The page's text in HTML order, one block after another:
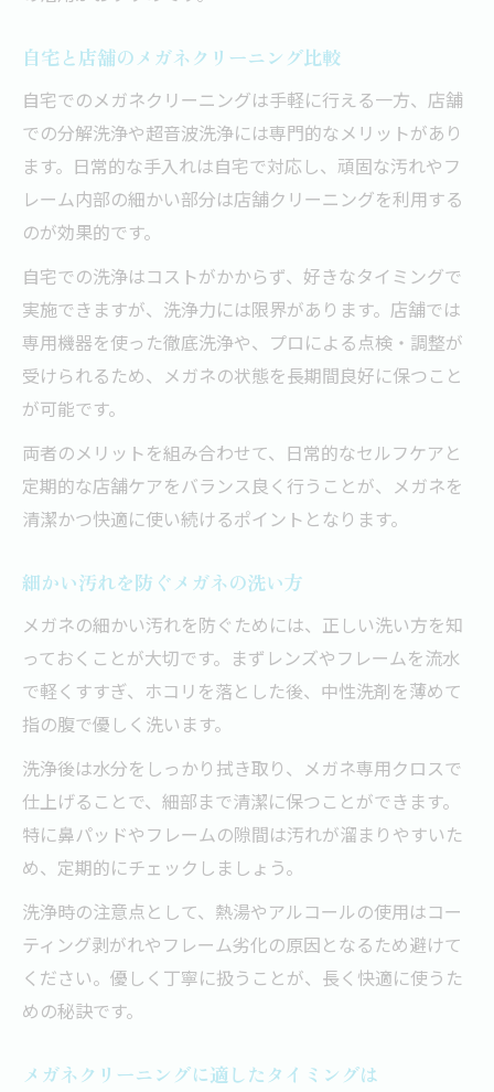
分解洗浄の依頼タイミングと注意点
自宅と店舗のメガネクリーニング比較
自宅でのメガネクリーニングは手軽に行える一方、店舗
での分解洗浄や超音波洗浄には専門的なメリットがあり
ます。日常的な手入れは自宅で対応し、頑固な汚れやフ
レーム内部の細かい部分は店舗クリーニングを利用する
のが効果的です。
自宅での洗浄はコストがかからず、好きなタイミングで
実施できますが、洗浄力には限界があります。店舗では
専用機器を使った徹底洗浄や、プロによる点検・調整が
受けられるため、メガネの状態を長期間良好に保つこと
が可能です。
両者のメリットを組み合わせて、日常的なセルフケアと
定期的な店舗ケアをバランス良く行うことが、メガネを
清潔かつ快適に使い続けるポイントとなります。
細かい汚れを防ぐメガネの洗い方
メガネの細かい汚れを防ぐためには、正しい洗い方を知
っておくことが大切です。まずレンズやフレームを流水
で軽くすすぎ、ホコリを落とした後、中性洗剤を薄めて
指の腹で優しく洗います。
洗浄後は水分をしっかり拭き取り、メガネ専用クロスで
仕上げることで、細部まで清潔に保つことができます。
特に鼻パッドやフレームの隙間は汚れが溜まりやすいた
め、定期的にチェックしましょう。
洗浄時の注意点として、熱湯やアルコールの使用はコー
ティング剥がれやフレーム劣化の原因となるため避けて
ください。優しく丁寧に扱うことが、長く快適に使うた
めの秘訣です。
メガネクリーニングに適したタイミングは